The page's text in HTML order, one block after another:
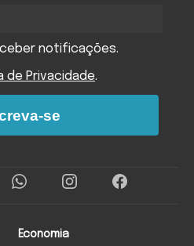
Economia
notificações.
de Privacidade.
se